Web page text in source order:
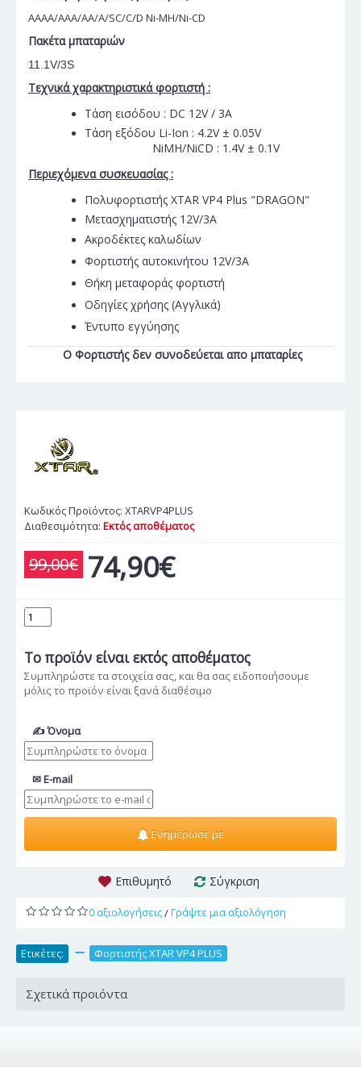
AAAA/AAA/AA/A/SC/C/D Ni-MH/Ni-CD
Πακέτα μπαταριών
11.1V/3S
Τεχνικά χαρακτηριστικά φορτιστή :
Τάση εισόδου : DC 12V / 3A
Τάση εξόδου Li-Ion : 4.2V ± 0.05V
NiMH/NiCD : 1.4V ± 0.1V
Περιεχόμενα συσκευασίας :
Πολυφορτιστής XTAR VP4 Plus "DRAGON"
Μετασχηματιστής 12V/3A
Ακροδέκτες καλωδίων
Φορτιστής αυτοκινήτου 12V/3A
Θήκη μεταφοράς φορτιστή
Οδηγίες χρήσης (Αγγλικά)
Έντυπο εγγύησης
Ο Φορτιστής δεν συνοδεύεται απο μπαταρίες
Κωδικός Προϊόντος: XTARVP4PLUS
Διαθεσιμότητα: Εκτός αποθέματος
99,00€ 74,90€
Το προϊόν είναι εκτός αποθέματος
Συμπληρώστε τα στοιχεία σας, και θα σας ειδοποιήσουμε
μόλις το προϊόν είναι ξανά διαθέσιμο
✍ Όνομα
✉ E-mail
Ενημέρωσε με
Επιθυμητό Σύγκριση
0 αξιολογήσεις/Γράψτε μια αξιολόγηση
Ετικέτες: Φορτιστής XTAR VP4 PLUS
Σχετικά προιόντα